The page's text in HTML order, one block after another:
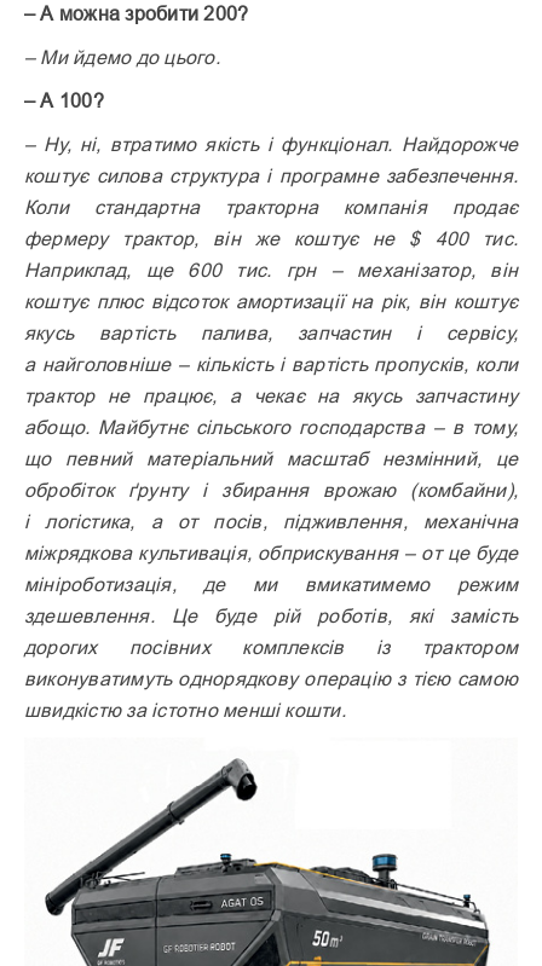
– А можна зробити 200?
– Ми йдемо до цього.
– А 100?
– Ну, ні, втратимо якість і функціонал. Найдорожче
коштує силова структура і програмне забезпечення.
Коли стандартна тракторна компанія продає
фермеру трактор, він же коштує не $ 400 тис.
Наприклад, ще 600 тис. грн – механізатор, він
коштує плюс відсоток амортизації на рік, він коштує
якусь вартість палива, запчастин і сервісу,
а найголовніше – кількість і вартість пропусків, коли
трактор не працює, а чекає на якусь запчастину
абощо. Майбутнє сільського господарства – в тому,
що певний матеріальний масштаб незмінний, це
обробіток ґрунту і збирання врожаю (комбайни),
і логістика, а от посів, підживлення, механічна
міжрядкова культивація, обприскування – от це буде
мініроботизація, де ми вмикатимемо режим
здешевлення. Це буде рій роботів, які замість
дорогих посівних комплексів із трактором
виконуватимуть однорядкову операцію з тією самою
швидкістю за істотно менші кошти.